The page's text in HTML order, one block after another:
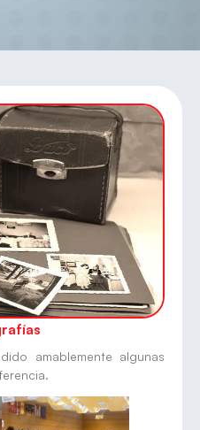
amablemente algunas